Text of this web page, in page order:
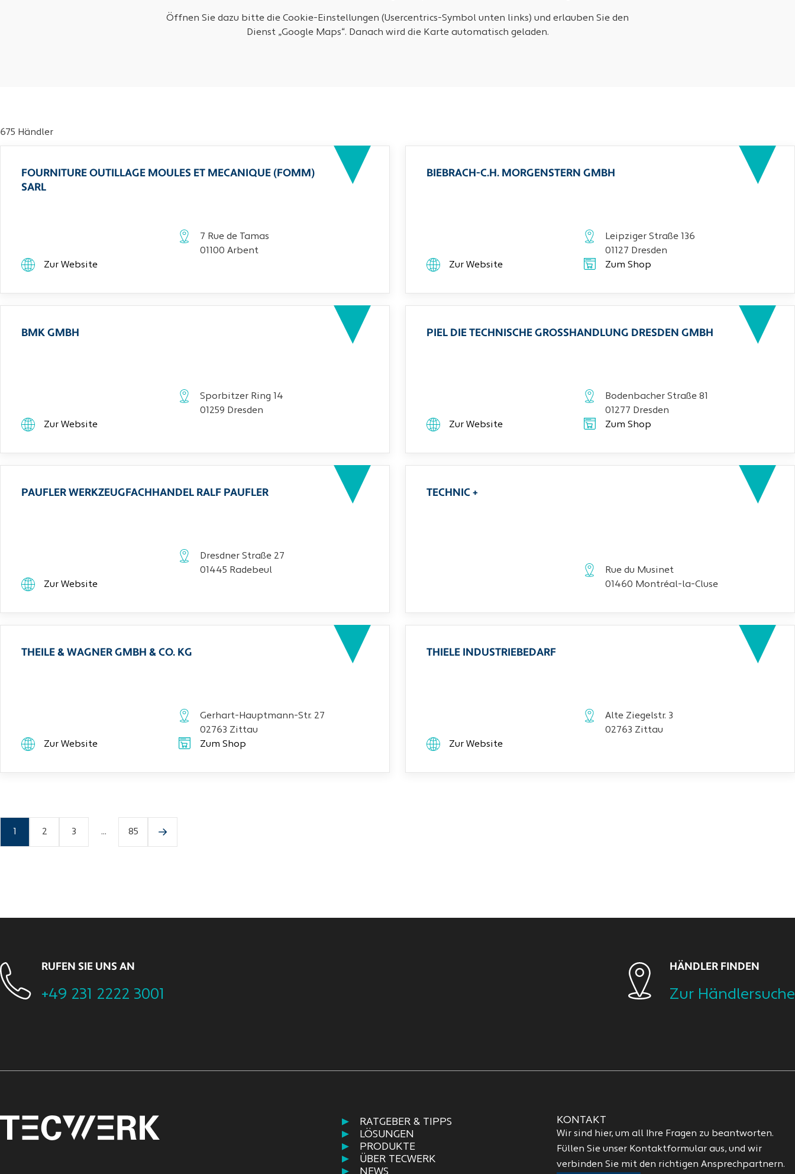
Öffnen Sie dazu bitte die Cookie-Einstellungen (Usercentrics-Symbol unten links) und erlauben Sie den
Dienst „Google Maps“. Danach wird die Karte automatisch geladen.
675 Händler
FOURNITURE OUTILLAGE MOULES ET MECANIQUE (FOMM)
SARL
7 Rue de Tamas
01100 Arbent
Zur Website
BIEBRACH-C.H. MORGENSTERN GMBH
Leipziger Straße 136
01127 Dresden
Zur Website
Zum Shop
BMK GMBH
Sporbitzer Ring 14
01259 Dresden
Zur Website
PIEL DIE TECHNISCHE GROSSHANDLUNG DRESDEN GMBH
Bodenbacher Straße 81
01277 Dresden
Zur Website
Zum Shop
PAUFLER WERKZEUGFACHHANDEL RALF PAUFLER
Dresdner Straße 27
01445 Radebeul
Zur Website
TECHNIC +
Rue du Musinet
01460 Montréal-la-Cluse
THEILE & WAGNER GMBH & CO. KG
Gerhart-Hauptmann-Str. 27
02763 Zittau
Zur Website
Zum Shop
THIELE INDUSTRIEBEDARF
Alte Ziegelstr. 3
02763 Zittau
Zur Website
2 3 ... 85
RUFEN SIE UNS AN
+49 231 2222 3001
HÄNDLER FINDEN
Zur Händlersuche
RATGEBER & TIPPS
LÖSUNGEN
PRODUKTE
ÜBER TECWERK
KONTAKT
Wir sind hier, um all Ihre Fragen zu beantworten.
Füllen Sie unser Kontaktformular aus, und wir
verbinden Sie mit den richtigen Ansprechpartnern.